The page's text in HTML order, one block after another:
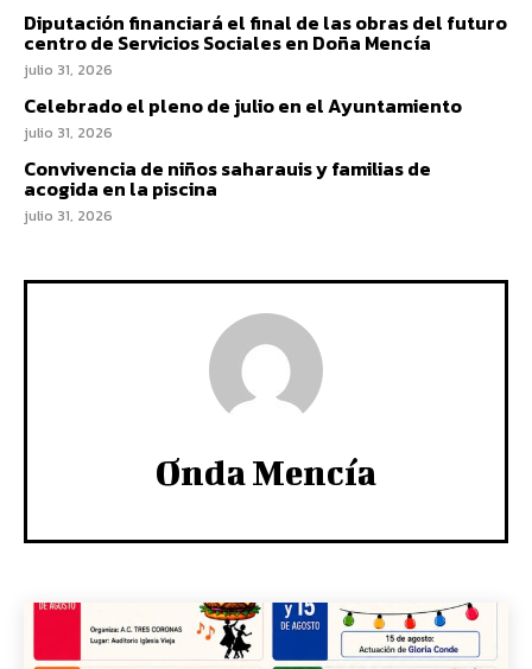
Diputación financiará el final de las obras del futuro
centro de Servicios Sociales en Doña Mencía
julio 31, 2026
Celebrado el pleno de julio en el Ayuntamiento
julio 31, 2026
Convivencia de niños saharauis y familias de
acogida en la piscina
julio 31, 2026
Onda Mencía